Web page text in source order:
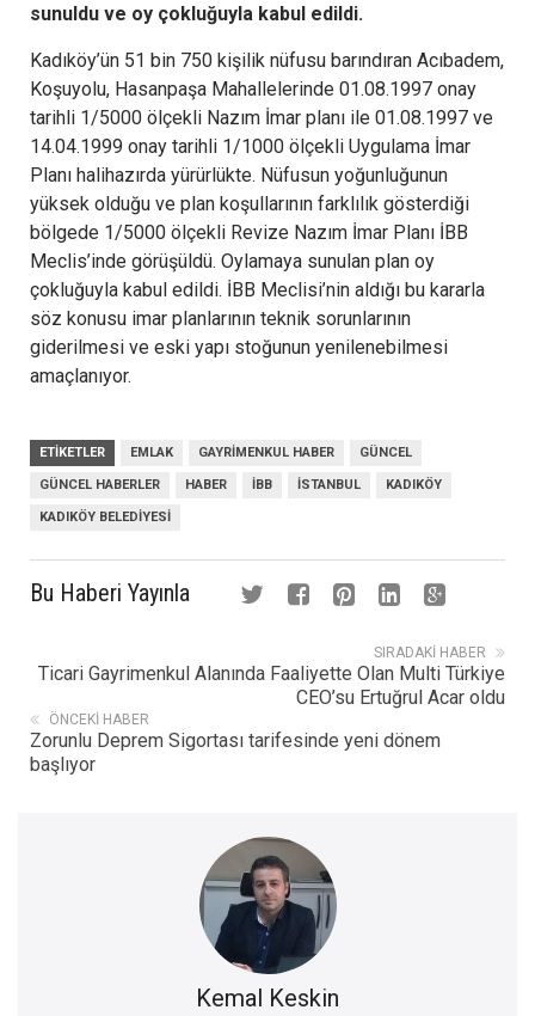
sunuldu ve oy çokluğuyla kabul edildi.
Kadıköy’ün 51 bin 750 kişilik nüfusu barındıran Acıbadem,
Koşuyolu, Hasanpaşa Mahallelerinde 01.08.1997 onay
tarihli 1/5000 ölçekli Nazım İmar planı ile 01.08.1997 ve
14.04.1999 onay tarihli 1/1000 ölçekli Uygulama İmar
Planı halihazırda yürürlükte. Nüfusun yoğunluğunun
yüksek olduğu ve plan koşullarının farklılık gösterdiği
bölgede 1/5000 ölçekli Revize Nazım İmar Planı İBB
Meclis’inde görüşüldü. Oylamaya sunulan plan oy
çokluğuyla kabul edildi. İBB Meclisi’nin aldığı bu kararla
söz konusu imar planlarının teknik sorunlarının
giderilmesi ve eski yapı stoğunun yenilenebilmesi
amaçlanıyor.
ETIKETLER EMLAK GAYRIMENKUL HABER GÜNCEL
GÜNCEL HABERLER HABER İBB İSTANBUL KADIKÖY
KADIKÖY BELEDIYESI
Bu Haberi Yayınla
SIRADAKI HABER
Ticari Gayrimenkul Alanında Faaliyette Olan Multi Türkiye
CEO’su Ertuğrul Acar oldu
ÖNCEKI HABER
Zorunlu Deprem Sigortası tarifesinde yeni dönem
başlıyor
Kemal Keskin